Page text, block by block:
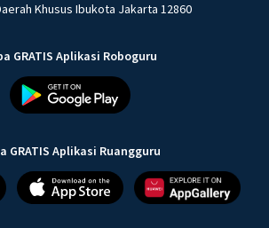
Khusus Ibukota Jakarta 12860
GRATIS Aplikasi Roboguru
GRATIS Aplikasi Ruangguru